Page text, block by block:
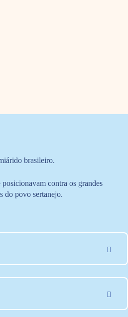
brasileiro.
contra os grandes
do povo sertanejo.